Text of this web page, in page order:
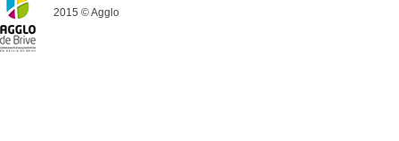
2015 © Agglo